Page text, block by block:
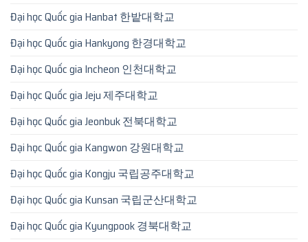
Đại học Quốc gia Hanbat 한밭대학교
Đại học Quốc gia Hankyong 한경대학교
Đại học Quốc gia Incheon 인천대학교
Đại học Quốc gia Jeju 제주대학교
Đại học Quốc gia Jeonbuk 전북대학교
Đại học Quốc gia Kangwon 강원대학교
Đại học Quốc gia Kongju 국립공주대학교
Đại học Quốc gia Kunsan 국립군산대학교
Đại học Quốc gia Kyungpook 경북대학교